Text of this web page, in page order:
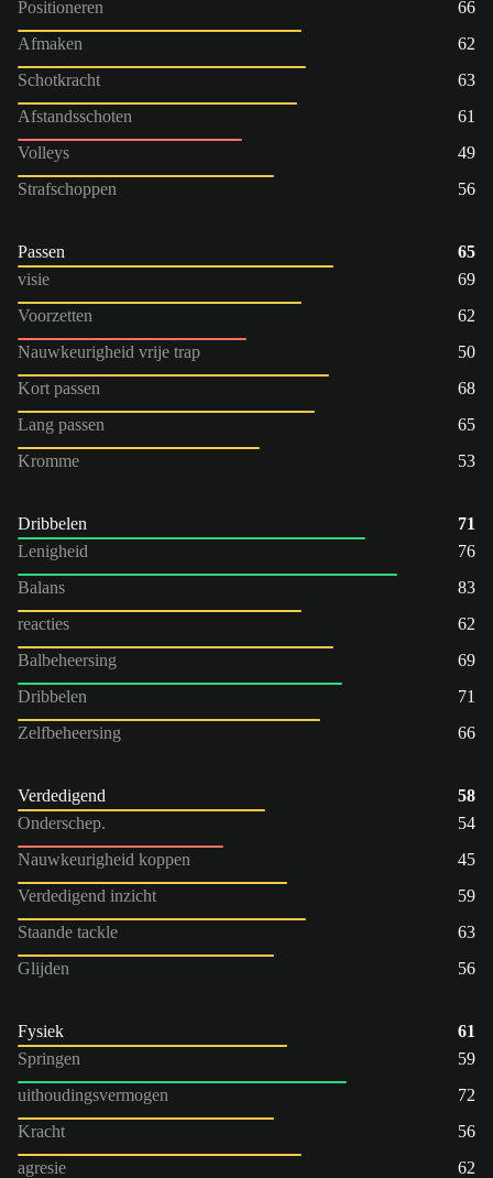
Positioneren
66
Afmaken
62
Schotkracht
63
Afstandsschoten
61
Volleys
49
Strafschoppen
56
Passen
65
visie
69
Voorzetten
62
Nauwkeurigheid vrije trap
50
Kort passen
68
Lang passen
65
Kromme
53
Dribbelen
71
Lenigheid
76
Balans
83
reacties
62
Balbeheersing
69
Dribbelen
71
Zelfbeheersing
66
Verdedigend
58
Onderschep.
54
Nauwkeurigheid koppen
45
Verdedigend inzicht
59
Staande tackle
63
Glijden
56
Fysiek
61
Springen
59
uithoudingsvermogen
72
Kracht
56
agresie
62